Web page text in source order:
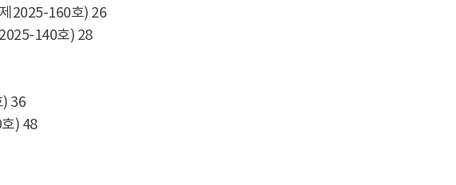
2025-160호) 26
140호) 28
36
) 48